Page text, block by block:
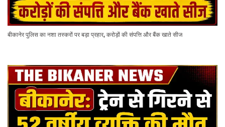
बीकानेर पुलिस का नशा तस्करों पर बड़ा प्रहार, करोड़ों की संपत्ति और बैंक खाते सीज